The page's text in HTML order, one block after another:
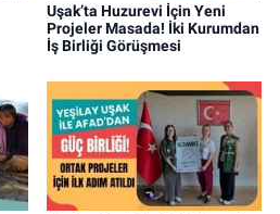
Uşak’ta Huzurevi İçin Yeni
Projeler Masada! İki Kurumdan
İş Birliği Görüşmesi